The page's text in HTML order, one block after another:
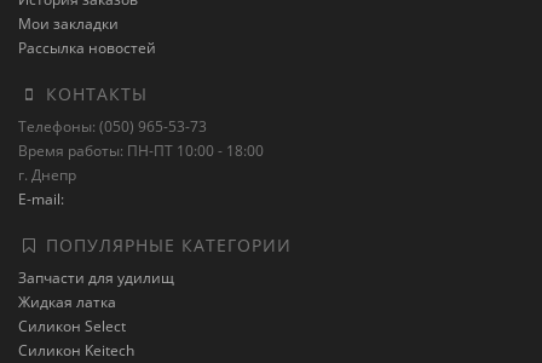
Мои закладки
Рассылка новостей
КОНТАКТЫ
Телефоны: (050) 965-53-73
Время работы: ПН-ПТ 10:00 - 18:00
г. Днепр
E-mail:
ПОПУЛЯРНЫЕ КАТЕГОРИИ
Запчасти для удилищ
Жидкая латка
Силикон Select
Силикон Keitech